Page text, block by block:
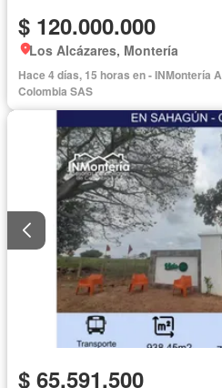
$ 120.000.000
Los Alcázares, Montería
Hace 4 días, 15 horas en - INMontería
Colombia SAS
$ 65.591.500